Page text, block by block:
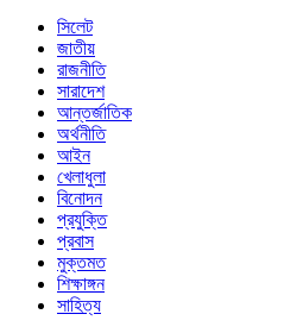
সিলেট
জাতীয়
রাজনীতি
সারাদেশ
আন্তর্জাতিক
অর্থনীতি
আইন
খেলাধুলা
বিনোদন
প্রযুক্তি
প্রবাস
মুক্তমত
শিক্ষাঙ্গন
সাহিত্য